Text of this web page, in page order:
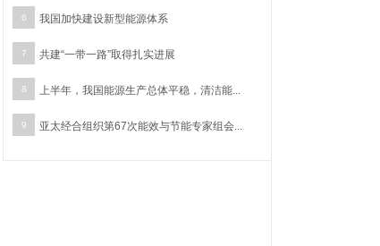
6 我国加快建设新型能源体系
7 共建“一带一路”取得扎实进展
8 上半年，我国能源生产总体平稳，清洁能...
9 亚太经合组织第67次能效与节能专家组会...